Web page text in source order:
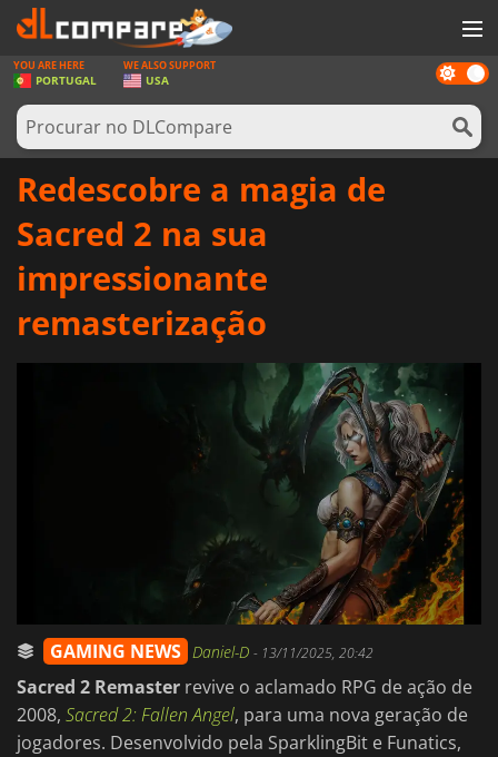
JOGOS
GAME CARDS
SOFTWARE
NOTÍCIAS
Dark
mode
YOU ARE HERE
PORTUGAL
WE ALSO SUPPORT
USA
Redescobre a magia de
Sacred 2 na sua
impressionante
remasterização
GAMING NEWS Daniel-D - 13/11/2025, 20:42
Sacred 2 Remaster revive o aclamado RPG de ação de
2008, Sacred 2: Fallen Angel, para uma nova geração de
jogadores. Desenvolvido pela SparklingBit e Funatics,